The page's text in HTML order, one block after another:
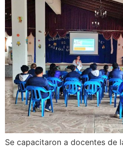
Se capacitaron a docentes de